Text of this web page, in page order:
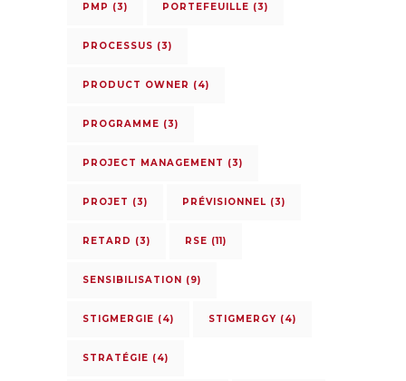
PMP (3) PORTEFEUILLE (3)
PROCESSUS (3)
PRODUCT OWNER (4)
PROGRAMME (3)
PROJECT MANAGEMENT (3)
PROJET (3) PRÉVISIONNEL (3)
RETARD (3) RSE (11)
SENSIBILISATION (9)
STIGMERGIE (4) STIGMERGY (4)
STRATÉGIE (4)